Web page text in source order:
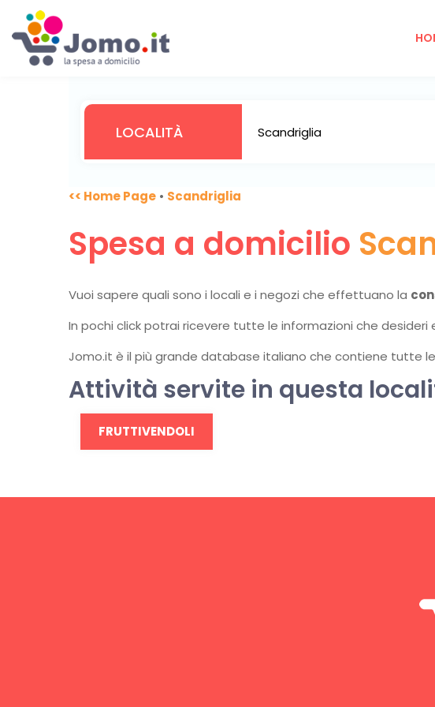
<< Home Page • Scandriglia
Spesa a domicilio
Vuoi sapere quali sono i locali e i negozi che effettuano la
In pochi click potrai ricevere tutte le informazioni che
Jomo.it è il più grande database italiano che contiene tutte
Attività servite in questa
FRUTTIVENDOLI